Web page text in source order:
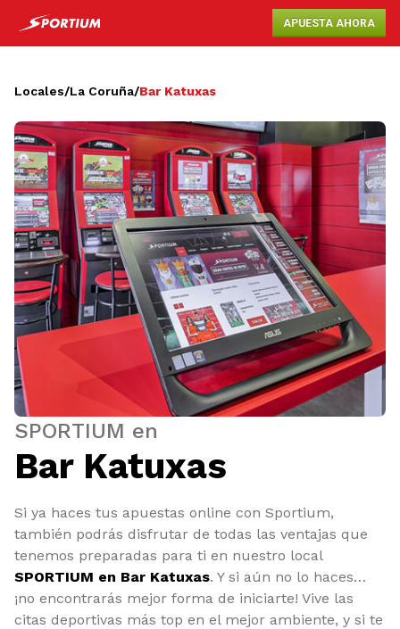
APUESTA AHORA
Locales/La Coruña/Bar Katuxas
SPORTIUM en
Bar Katuxas
Si ya haces tus apuestas online con Sportium,
también podrás disfrutar de todas las ventajas que
tenemos preparadas para ti en nuestro local
SPORTIUM en Bar Katuxas. Y si aún no lo haces…
¡no encontrarás mejor forma de iniciarte! Vive las
citas deportivas más top en el mejor ambiente, y si te